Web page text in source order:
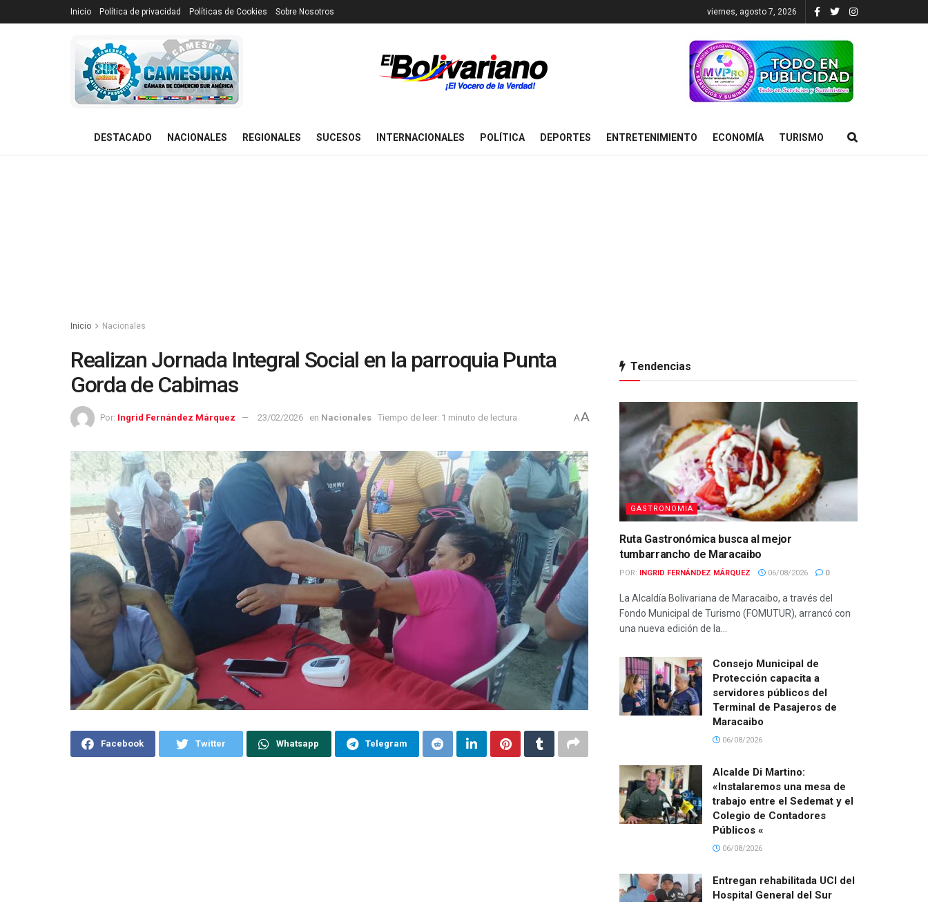
Inicio Política de privacidad Políticas de Cookies Sobre Nosotros viernes, agosto 7, 2026
DESTACADO NACIONALES REGIONALES SUCESOS INTERNACIONALES POLÍTICA DEPORTES ENTRETENIMIENTO ECONOMÍA TURISMO
Inicio Nacionales
Realizan Jornada Integral Social en la parroquia Punta
Gorda de Cabimas
Por: Ingrid Fernández Márquez 23/02/2026 en Nacionales Tiempo de leer: 1 minuto de lectura AA
Facebook Twitter Whatsapp Telegram
Tendencias
GASTRONOMIA
Ruta Gastronómica busca al mejor
tumbarrancho de Maracaibo
POR: INGRID FERNÁNDEZ MÁRQUEZ 06/08/2026 0
La Alcaldía Bolivariana de Maracaibo, a través del
Fondo Municipal de Turismo (FOMUTUR), arrancó con
una nueva edición de la...
Consejo Municipal de
Protección capacita a
servidores públicos del
Terminal de Pasajeros de
Maracaibo
06/08/2026
Alcalde Di Martino:
«Instalaremos una mesa de
trabajo entre el Sedemat y el
Colegio de Contadores
Públicos «
06/08/2026
Entregan rehabilitada UCI del
Hospital General del Sur